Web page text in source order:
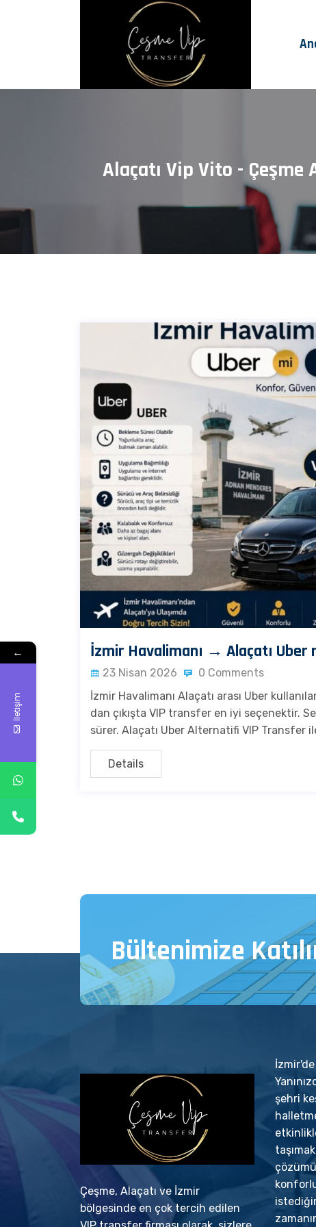
Alaçatı Vip Vito -
İzmir Havalimanı → Alaçatı Uber
23 Nisan 2026
0 Comments
İzmir Havalimanı Alaçatı arası Uber
dan çıkışta VIP transfer en iyi seçenektir.
sürer. Alaçatı Uber Alternatifi VIP Transfer
Details
Bültenimize
Çeşme, Alaçatı ve İzmir
bölgesinde en çok tercih edilen
şehri
←
İletişim